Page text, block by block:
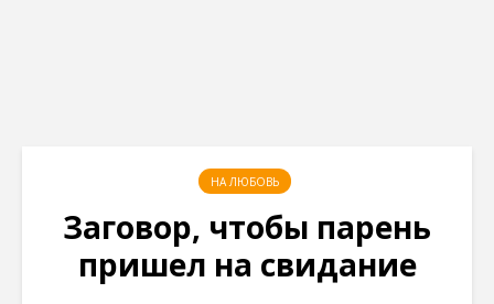
НА ЛЮБОВЬ
Заговор, чтобы парень
пришел на свидание